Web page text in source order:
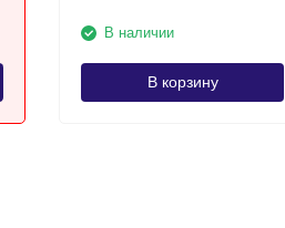
В наличии
В корзину